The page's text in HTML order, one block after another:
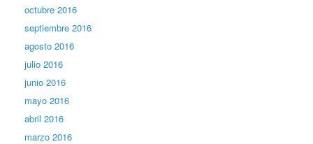
octubre 2016
septiembre 2016
agosto 2016
julio 2016
junio 2016
mayo 2016
abril 2016
marzo 2016